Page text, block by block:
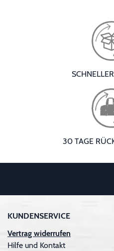
30 TAGE
KUNDENSERVICE
Vertrag widerrufen
Hilfe und Kontakt